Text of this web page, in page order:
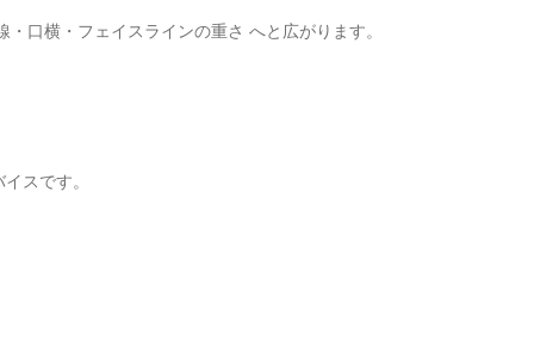
口横・フェイスラインの重さ へと広がります。
スです。